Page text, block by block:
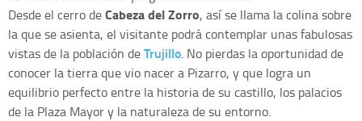
Desde el cerro deCabeza del Zorro, así se llama la colina sobre
la que se asienta, el visitante podrá contemplar unas fabulosas
vistas de la población deTrujillo. No pierdas la oportunidad de
conocer la tierra que vio nacer a Pizarro, y que logra un
equilibrio perfecto entre la historia de su castillo, los palacios
de la Plaza Mayor y la naturaleza de su entorno.